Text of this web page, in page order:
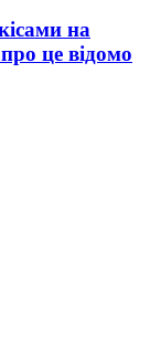
на
це відомо